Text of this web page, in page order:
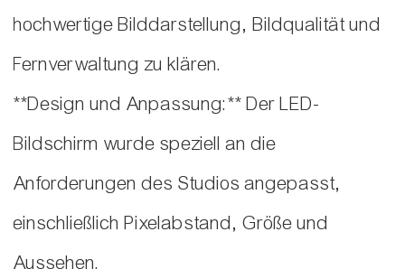
hochwertige Bilddarstellung, Bildqualität und
Fernverwaltung zu klären.
**Design und Anpassung:** Der LED-
Bildschirm wurde speziell an die
Anforderungen des Studios angepasst,
einschließlich Pixelabstand, Größe und
Aussehen.